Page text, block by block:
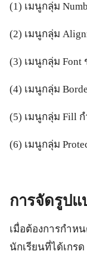
(1) เมนูกลุ่ม
(2) เมนูกลุ่ม
(3) เมนูกลุ่ม
(4) เมนูกลุ่ม
(5) เมนูกลุ่ม Fill
(6) เมนูกลุ่ม
การจัดรูปแ
เมื่อต้องการกำห
นักเรียนที่ได้เกร